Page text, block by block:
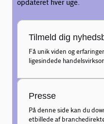
opdateret hver uge.
Tilmeld dig
Få unik viden og
ligesindede
kundeadfærd hver uge,
Presse
På denne side kan du
et billede af